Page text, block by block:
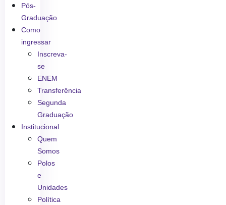
Pós-
Graduação
Como
ingressar
Inscreva-
se
ENEM
Transferência
Segunda
Graduação
Institucional
Quem
Somos
Polos
e
Unidades
Política